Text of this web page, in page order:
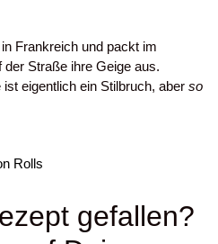
Frankreich und packt im
Straße ihre Geige aus.
eigentlich ein Stilbruch, aber so
Rolls
gefallen?